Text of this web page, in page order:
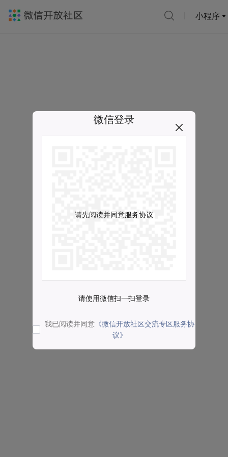
小程序
微信登录
请先阅读并同意服务协议
请使用微信扫一扫登录
我已阅读并同意 《微信开放社区交流专区服务协
议》